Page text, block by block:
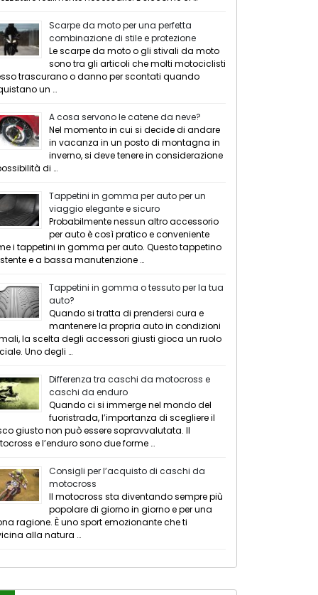
Scarpe da moto per una perfetta
combinazione di stile e protezione
Le scarpe da moto o gli stivali da moto
sono tra gli articoli che molti motociclisti
trascurano o danno per scontati quando
un …
A cosa servono le catene da neve?
Nel momento in cui si decide di andare
in vacanza in un posto di montagna in
inverno, si deve tenere in considerazione
di …
Tappetini in gomma per auto per un
viaggio elegante e sicuro
Probabilmente nessun altro accessorio
per auto è così pratico e conveniente
i tappetini in gomma per auto. Questo tappetino
e a bassa manutenzione …
Tappetini in gomma o tessuto per la tua
auto?
Quando si tratta di prendersi cura e
mantenere la propria auto in condizioni
la scelta degli accessori giusti gioca un ruolo
Uno degli …
Differenza tra caschi da motocross e
caschi da enduro
Quando ci si immerge nel mondo del
fuoristrada, l’importanza di scegliere il
giusto non può essere sopravvalutata. Il
e l’enduro sono due forme …
Consigli per l’acquisto di caschi da
motocross
Il motocross sta diventando sempre più
popolare di giorno in giorno e per una
ragione. È uno sport emozionante che ti
alla natura …